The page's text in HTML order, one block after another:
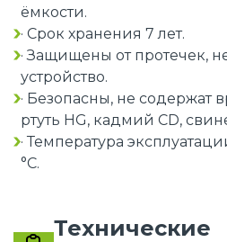
ёмкости.
· Срок хранения 7 лет.
· Защищены от протечек,
устройство.
· Безопасны, не содержат
ртуть HG, кадмий CD,
· Температура
°C.
Технические